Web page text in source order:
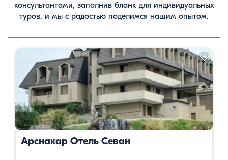
консультантами, заполнив бланк для индивидуальных
туров, и мы с радостью поделимся нашим опытом.
Арснакар Отель Севан